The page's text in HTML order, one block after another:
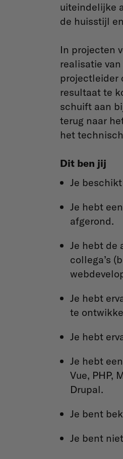
uiteindelijke
de huisstijl
In projecten
realisatie
projectleider
resultaat te
schuift aan
terug naar
het
Dit ben jij
Je
Je hebt
afgerond.
Je hebt de
collega’s
Je hebt
te
Je hebt
Je hebt
Vue, PHP,
Drupal.
Je bent
Je bent